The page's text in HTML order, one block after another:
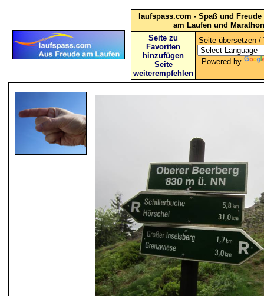
laufspass.com - Spaß und
am Laufen und Marathon
Seite zu
Favoriten
hinzufügen
Seite
weiterempfehlen
Seite übersetzen /
Powered by